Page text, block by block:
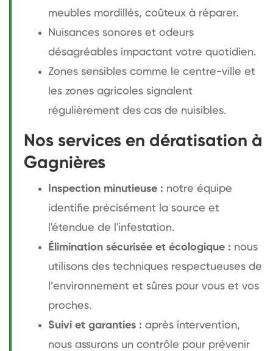
meubles mordillés, coûteux à réparer.
Nuisances sonores et odeurs
désagréables impactant votre quotidien.
Zones sensibles comme le centre-ville et
les zones agricoles signalent
régulièrement des cas de nuisibles.
Nos services en dératisation à
Gagnières
Inspection minutieuse : notre équipe
identifie précisément la source et
l'étendue de l'infestation.
Élimination sécurisée et écologique : nous
utilisons des techniques respectueuses de
l’environnement et sûres pour vous et vos
proches.
Suivi et garanties : après intervention,
nous assurons un contrôle pour prévenir